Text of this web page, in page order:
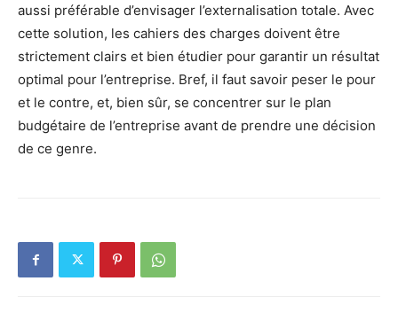
aussi préférable d’envisager l’externalisation totale. Avec
cette solution, les cahiers des charges doivent être
strictement clairs et bien étudier pour garantir un résultat
optimal pour l’entreprise. Bref, il faut savoir peser le pour
et le contre, et, bien sûr, se concentrer sur le plan
budgétaire de l’entreprise avant de prendre une décision
de ce genre.